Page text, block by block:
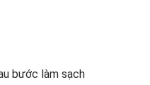
bước làm sạch